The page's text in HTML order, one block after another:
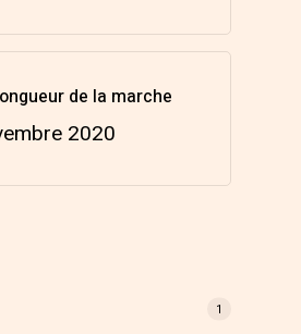
de la marche
2020
1